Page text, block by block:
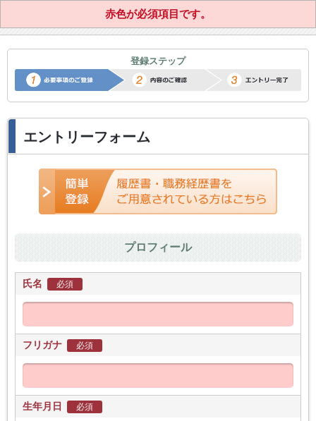
正社員転職サポートエントリー
登録ステップ
エントリーフォーム
プロフィール
氏名 必須
フリガナ 必須
生年月日 必須
赤色が必須項目です。